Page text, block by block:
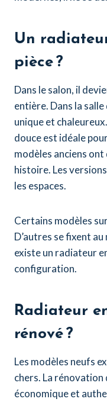
Un
pièce ?
Dans le salon, il
entière. Dans la
unique et
douce est idéale
modèles anciens
histoire. Les
les espaces.
Certains modèles
D’autres se fixent
existe un radiateur
configuration.
Radiateur
rénové ?
Les modèles neufs
chers. La rénovation
économique et